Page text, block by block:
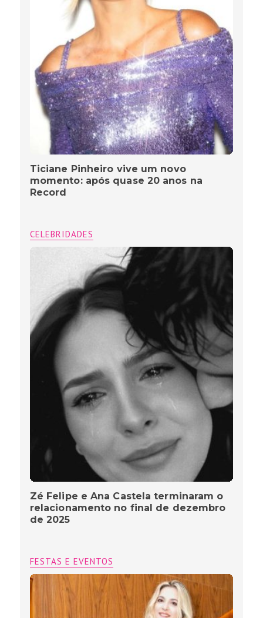
Ticiane Pinheiro vive um novo
momento: após quase 20 anos na
Record
CELEBRIDADES
Zé Felipe e Ana Castela terminaram o
relacionamento no final de dezembro
de 2025
FESTAS E EVENTOS